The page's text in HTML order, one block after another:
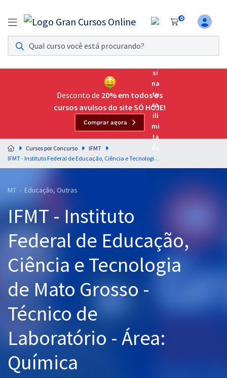
0
Assinatura Ilimitada 11
Acesso a todos os cursos. Teste grátis por 7 dias!
Assinatura OAB Até Passar
Acesso ilimitado a toda preparação para o Exame da
Residências Multiprofissionais
Preparação completa e intensiva para as principais
residências em saúde do Brasil
Cursos 20% OFF
Pós
Graduação
OAB
Mentorias
Questões grátis
Conteúdo gratuito
Blog
Desconto de 20% em todos os
cursos avulsos do site SÓ HOJE!
Comprar agora
Cursos por Concurso
IFMT
IFMT - Instituto Federal de Educação, Ciência e Tecnologia de Mato Grosso - Técnico de Laboratório - Área: Química
MT - Educação, Outras
IFMT - Instituto
Federal de Educação,
Ciência e Tecnologia
de Mato Grosso -
Técnico de
Laboratório - Área:
Química